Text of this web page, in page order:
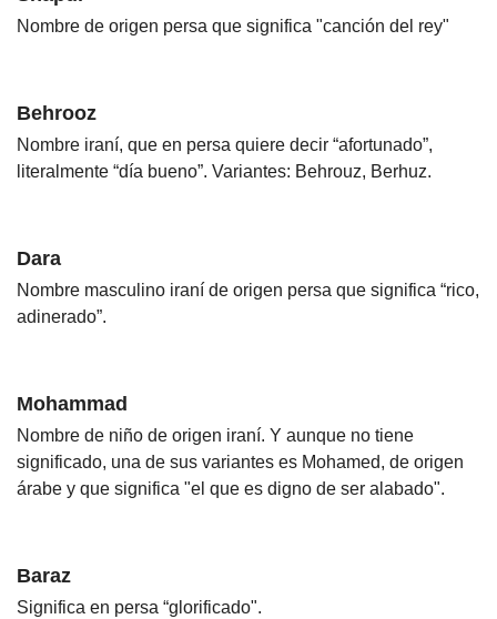
Nombre de origen persa que significa "canción del rey"
Behrooz
Nombre iraní, que en persa quiere decir “afortunado”,
literalmente “día bueno”. Variantes: Behrouz, Berhuz.
Dara
Nombre masculino iraní de origen persa que significa “rico,
adinerado”.
Mohammad
Nombre de niño de origen iraní. Y aunque no tiene
significado, una de sus variantes es Mohamed, de origen
árabe y que significa "el que es digno de ser alabado".
Baraz
Significa en persa “glorificado".